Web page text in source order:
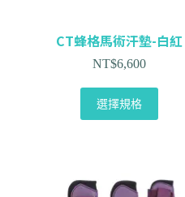
CT蜂格馬術汗墊-白紅
NT$6,600
選擇規格